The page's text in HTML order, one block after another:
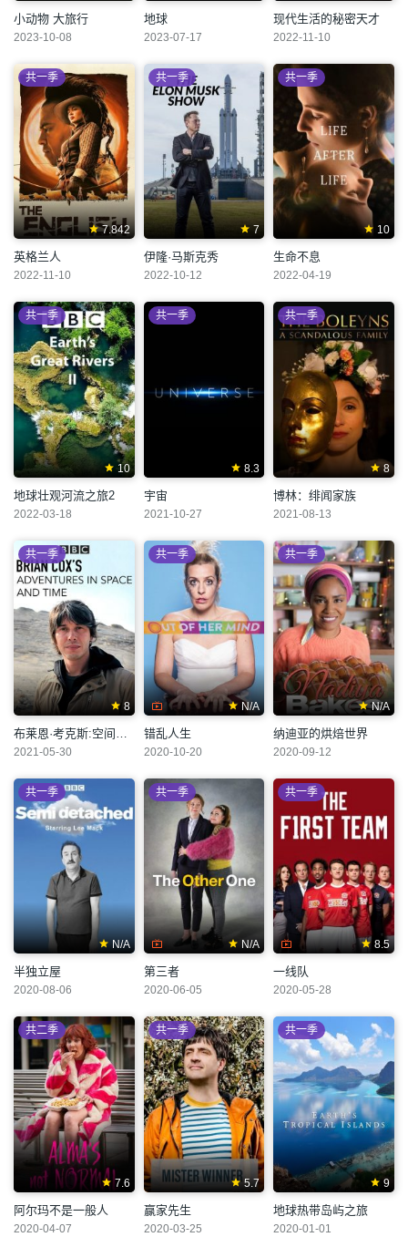
小动物 大旅行
2023-10-08
地球
2023-07-17
现代生活的秘密天才
2022-11-10
7.842
共一季
英格兰人
2022-11-10
7
共一季
伊隆·马斯克秀
2022-10-12
10
共一季
生命不息
2022-04-19
10
共一季
地球壮观河流之旅2
2022-03-18
8.3
共一季
宇宙
2021-10-27
8
共一季
博林：绯闻家族
2021-08-13
8
共一季
布莱恩·考克斯:空间与时间的冒险
2021-05-30
N/A
共一季
错乱人生
2020-10-20
N/A
共一季
纳迪亚的烘焙世界
2020-09-12
N/A
共一季
半独立屋
2020-08-06
N/A
共一季
第三者
2020-06-05
8.5
共一季
一线队
2020-05-28
7.6
共二季
阿尔玛不是一般人
2020-04-07
5.7
共一季
赢家先生
2020-03-25
9
共一季
地球热带岛屿之旅
2020-01-01